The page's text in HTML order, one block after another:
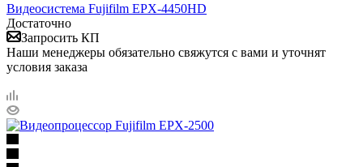
Видеосистема Fujifilm EPX-4450HD
Достаточно
Запросить КП
Наши менеджеры обязательно свяжутся с вами и уточнят
условия заказа